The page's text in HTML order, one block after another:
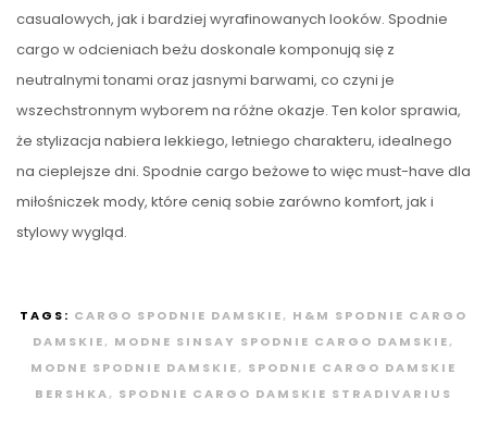
casualowych, jak i bardziej wyrafinowanych looków. Spodnie
cargo w odcieniach beżu doskonale komponują się z
neutralnymi tonami oraz jasnymi barwami, co czyni je
wszechstronnym wyborem na różne okazje. Ten kolor sprawia,
że stylizacja nabiera lekkiego, letniego charakteru, idealnego
na cieplejsze dni. Spodnie cargo beżowe to więc must-have dla
miłośniczek mody, które cenią sobie zarówno komfort, jak i
stylowy wygląd.
TAGS: CARGO SPODNIE DAMSKIE, H&M SPODNIE CARGO
DAMSKIE, MODNE SINSAY SPODNIE CARGO DAMSKIE,
MODNE SPODNIE DAMSKIE, SPODNIE CARGO DAMSKIE
BERSHKA, SPODNIE CARGO DAMSKIE STRADIVARIUS